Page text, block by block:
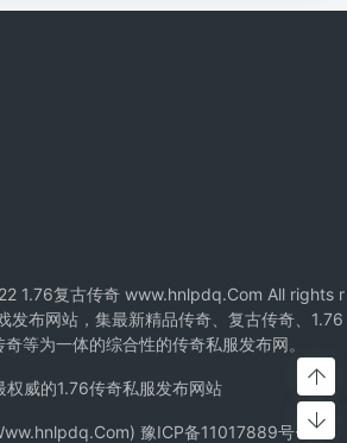
1.76复古传奇 www.hnlpdq.Com All rights r
发布网站，集最新精品传奇、复古传奇、1.76
等为一体的综合性的传奇私服发布网。
权威的1.76传奇私服发布网站
豫ICP备11017889号-1